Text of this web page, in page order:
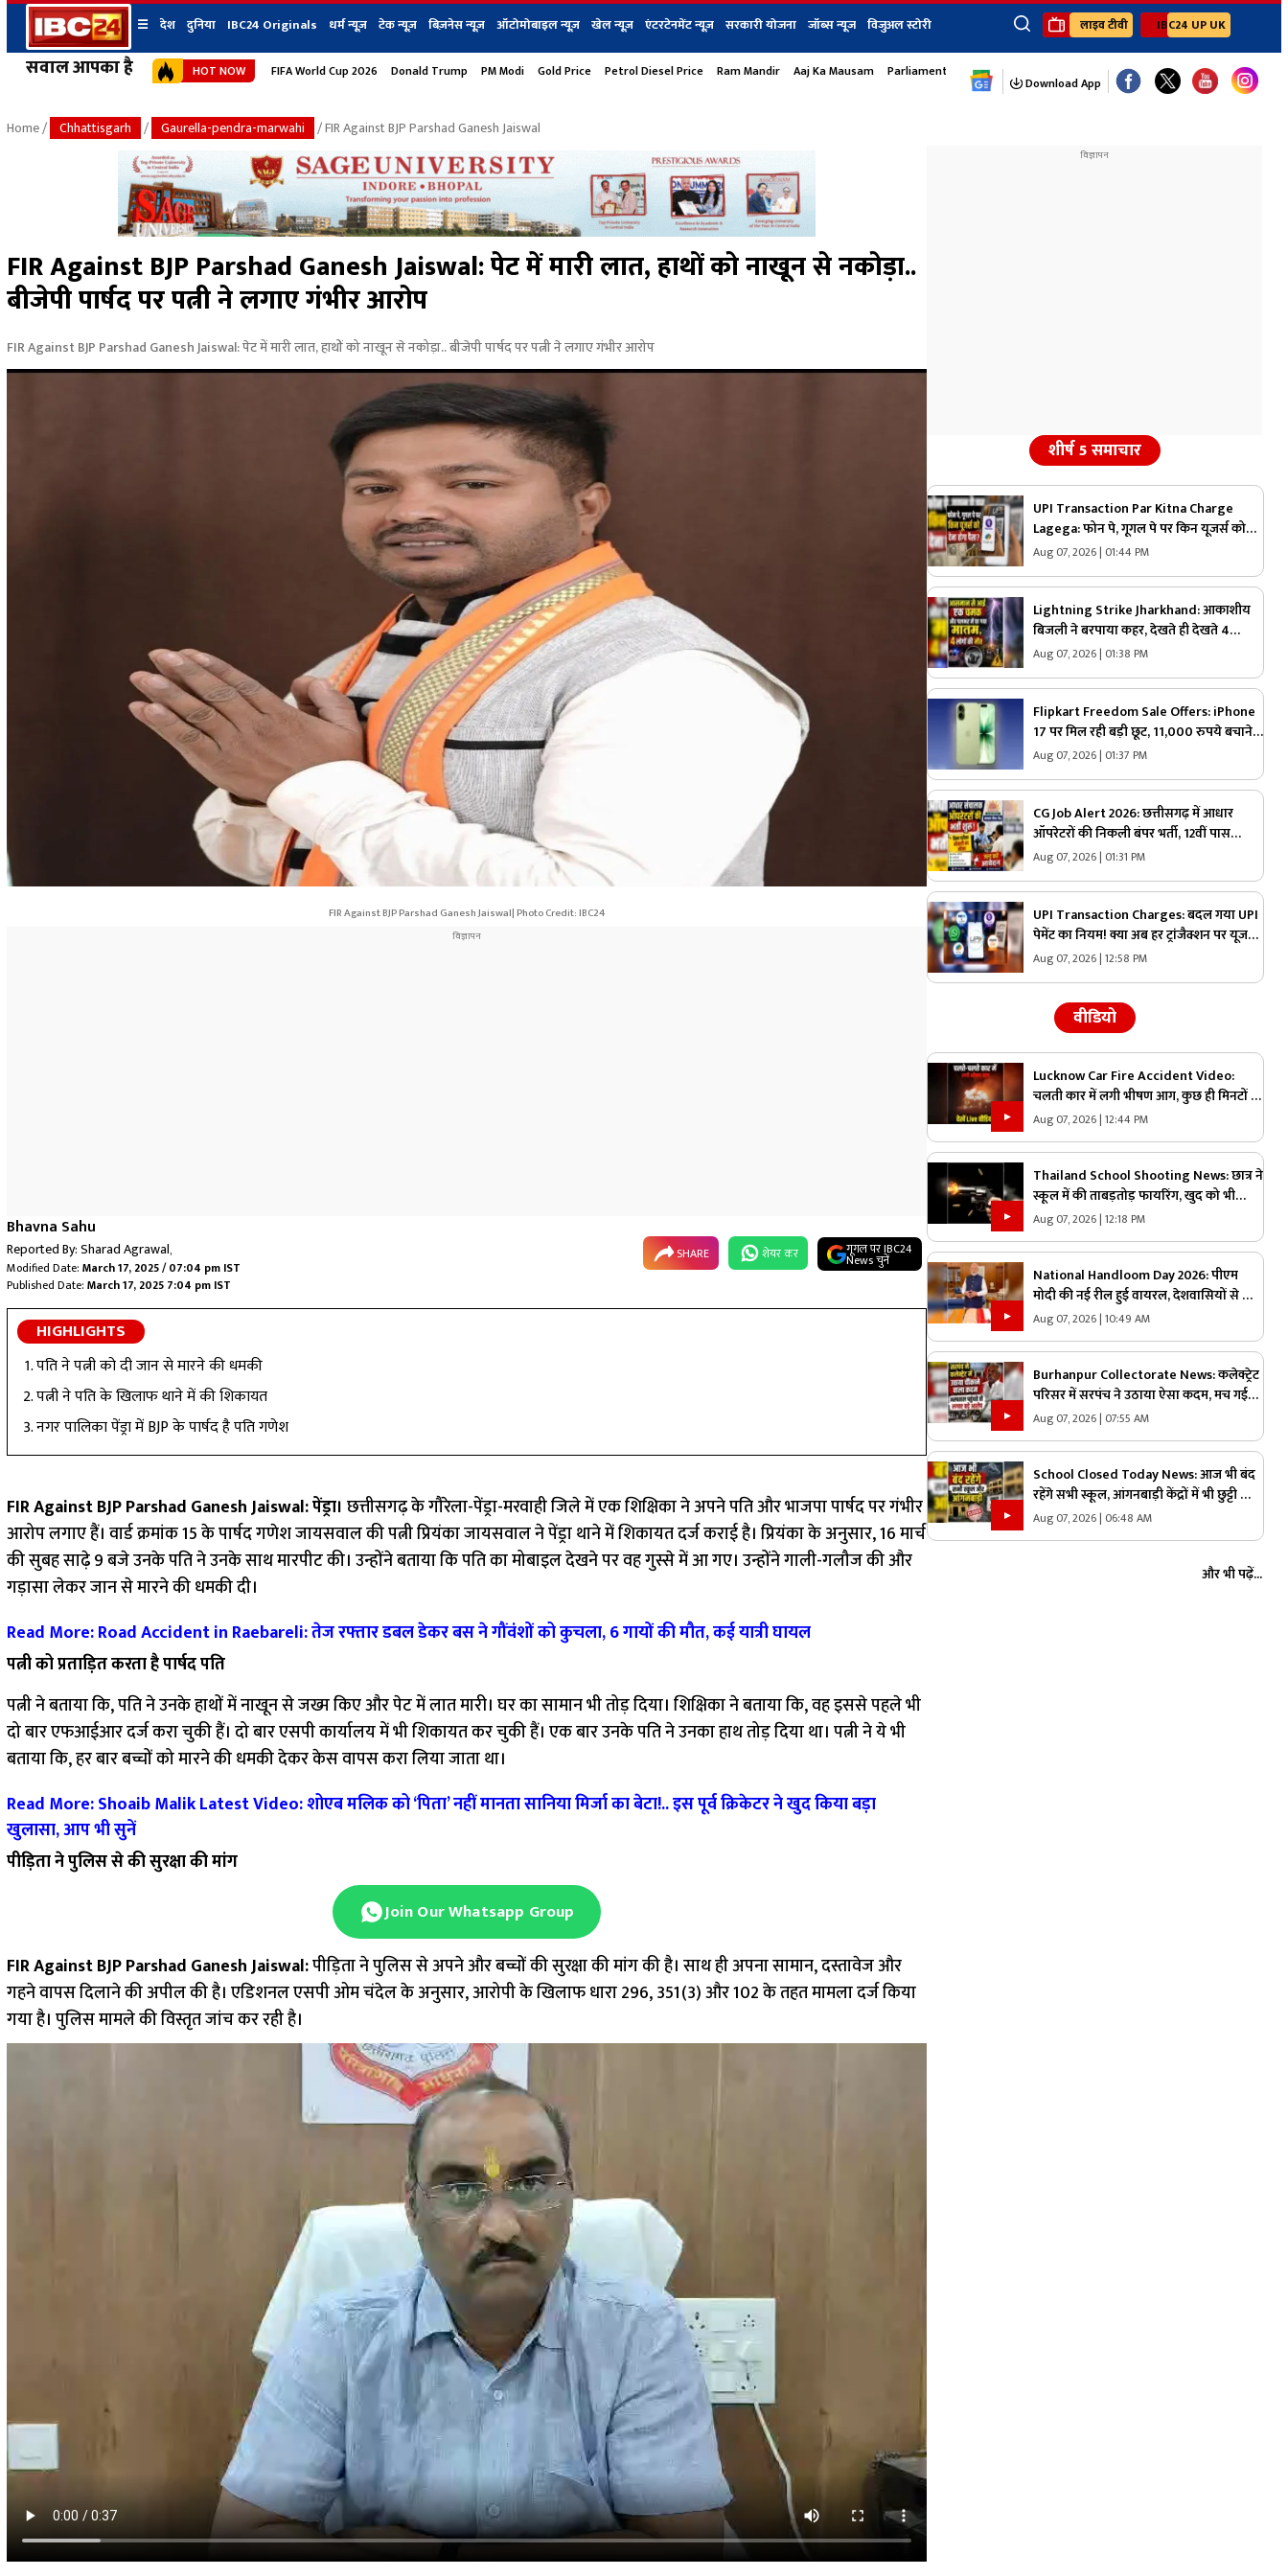
सवाल आपका है
☰ देश दुनिया IBC24 Originals धर्म न्यूज़ टेक न्यूज़ बिज़नेस न्यूज़ ऑटोमोबाइल न्यूज़ खेल न्यूज़ एंटरटेनमेंट न्यूज़ सरकारी योजना जॉब्स न्यूज विजुअल स्टोरी
×
छत्तीसगढ़ न्यूज
उत्तर प्रदेश न्यूज
बिहार न्यूज
उत्तराखंड न्यूज
हिमाचल प्रदेश न्यूज
हरियाणा न्यूज
शहर
भोपाल
जबलपुर
ग्वालियर
रायपुर
दुनिया IBC24 Originals
शेयर बाज़ार
जॉब्स न्यूज Youtube Channels
Ibc24 Jankarwan
लाइव टीवी IBC24 UP UK
HOT NOW FIFA World Cup 2026 Donald Trump PM Modi Gold Price Petrol Diesel Price Ram Mandir Aaj Ka Mausam Parliament Monsoon Session
Download App
Home/ Chhattisgarh / Gaurella-pendra-marwahi / FIR Against BJP Parshad Ganesh Jaiswal
FIR Against BJP Parshad Ganesh Jaiswal: पेट में मारी लात, हाथों को नाखून से नकोड़ा..
बीजेपी पार्षद पर पत्नी ने लगाए गंभीर आरोप
FIR Against BJP Parshad Ganesh Jaiswal: पेट में मारी लात, हाथों को नाखून से नकोड़ा.. बीजेपी पार्षद पर पत्नी ने लगाए गंभीर आरोप
FIR Against BJP Parshad Ganesh Jaiswal| Photo Credit: IBC24
Bhavna Sahu
Reported By:Sharad Agrawal,
Modified Date: March 17, 2025 / 07:04 pm IST
Published Date: March 17, 2025 7:04 pm IST
SHARE शेयर कर गूगल पर IBC24
News चुनें
HIGHLIGHTS
पति ने पत्नी को दी जान से मारने की धमकी
पत्नी ने पति के खिलाफ थाने में की शिकायत
नगर पालिका पेंड्रा में BJP के पार्षद है पति गणेश
FIR Against BJP Parshad Ganesh Jaiswal: पेंड्रा। छत्तीसगढ़ के गौरेला-पेंड्रा-मरवाही जिले में एक शिक्षिका ने अपने पति और भाजपा पार्षद पर गंभीर
आरोप लगाए हैं। वार्ड क्रमांक 15 के पार्षद गणेश जायसवाल की पत्नी प्रियंका जायसवाल ने पेंड्रा थाने में शिकायत दर्ज कराई है। प्रियंका के अनुसार, 16 मार्च
की सुबह साढ़े 9 बजे उनके पति ने उनके साथ मारपीट की। उन्होंने बताया कि पति का मोबाइल देखने पर वह गुस्से में आ गए। उन्होंने गाली-गलौज की और
गड़ासा लेकर जान से मारने की धमकी दी।
Read More: Road Accident in Raebareli: तेज रफ्तार डबल डेकर बस ने गौंवंशों को कुचला, 6 गायों की मौत, कई यात्री घायल
पत्नी को प्रताड़ित करता है पार्षद पति
पत्नी ने बताया कि, पति ने उनके हाथों में नाखून से जख्म किए और पेट में लात मारी। घर का सामान भी तोड़ दिया। शिक्षिका ने बताया कि, वह इससे पहले भी
दो बार एफआईआर दर्ज करा चुकी हैं। दो बार एसपी कार्यालय में भी शिकायत कर चुकी हैं। एक बार उनके पति ने उनका हाथ तोड़ दिया था। पत्नी ने ये भी
बताया कि, हर बार बच्चों को मारने की धमकी देकर केस वापस करा लिया जाता था।
Read More: Shoaib Malik Latest Video: शोएब मलिक को ‘पिता’ नहीं मानता सानिया मिर्जा का बेटा!.. इस पूर्व क्रिकेटर ने खुद किया बड़ा
खुलासा, आप भी सुनें
पीड़िता ने पुलिस से की सुरक्षा की मांग
Join Our Whatsapp Group
FIR Against BJP Parshad Ganesh Jaiswal:पीड़िता ने पुलिस से अपने और बच्चों की सुरक्षा की मांग की है। साथ ही अपना सामान, दस्तावेज और
गहने वापस दिलाने की अपील की है। एडिशनल एसपी ओम चंदेल के अनुसार, आरोपी के खिलाफ धारा 296, 351(3) और 102 के तहत मामला दर्ज किया
गया है। पुलिस मामले की विस्तृत जांच कर रही है।
शीर्ष 5 समाचार
UPI Transaction Par Kitna Charge
Lagega: फोन पे, गूगल पे पर किन यूजर्स को
देना होगा पैसा? खुद निर्मला सीतारमण ने दी
कितना भुगतान करना होगा
Aug 07, 2026 | 01:44 PM
Lightning Strike Jharkhand: आकाशीय
बिजली ने बरपाया कहर, देखते ही देखते 4
जिंदगियां खत्म, घटना को लेकर इलाके में फैली
Aug 07, 2026 | 01:38 PM
Flipkart Freedom Sale Offers: iPhone
17 पर मिल रही बड़ी छूट, 11,000 रुपये बचाने
का मौका, जानिए कैसे मिलेगा इतना सस्ता
Aug 07, 2026 | 01:37 PM
CG Job Alert 2026: छत्तीसगढ़ में आधार
ऑपरेटरों की निकली बंपर भर्ती, 12वीं पास
युवाओं के लिए सुनहरा मौका, जल्द करें आवेदन
Aug 07, 2026 | 01:31 PM
UPI Transaction Charges: बदल गया UPI
पेमेंट का नियम! क्या अब हर ट्रांजैक्शन पर यूजर्स
को देना होगा एक्स्ट्रा चार्ज? सरकार ने बताया पूरा
Aug 07, 2026 | 12:58 PM
वीडियो
Lucknow Car Fire Accident Video:
चलती कार में लगी भीषण आग, कुछ ही मिनटों में
सब खत्म…देखें रोंगटे खड़े कर देने वाला वीडियो
Aug 07, 2026 | 12:44 PM
Thailand School Shooting News: छात्र ने
स्कूल में की ताबड़तोड़ फायरिंग, खुद को भी
किया शूट….7 की मौत, सामने आया वीडियो
Aug 07, 2026 | 12:18 PM
National Handloom Day 2026: पीएम
मोदी की नई रील हुई वायरल, देशवासियों से की
ये खास अपील, जानिए क्या कहा
Aug 07, 2026 | 10:49 AM
Burhanpur Collectorate News: कलेक्ट्रेट
परिसर में सरपंच ने उठाया ऐसा कदम, मच गई
अफरा-तफरी, दौड़ पड़े अधिकारी और नेता, जानें
क्या है पूरा मामला
Aug 07, 2026 | 07:55 AM
School Closed Today News: आज भी बंद
रहेंगे सभी स्कूल, आंगनबाड़ी केंद्रों में भी छुट्टी का
ऐलान, तत्काल प्रभाव से जिलाधिकारी ने जारी
किया आदेश
Aug 07, 2026 | 06:48 AM
और भी पढ़ें...